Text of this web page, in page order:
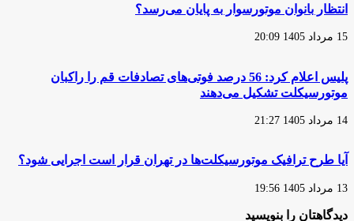
انتظار بانوان موتورسوار به پایان می‌رسد؟
15 مرداد 1405 20:09
پلیس اعلام کرد: 56 درصد فوتی‌های تصادفات قم را راکبان
موتورسیکلت تشکیل می‌دهند
14 مرداد 1405 21:27
آیا طرح ترافیک موتورسیکلت‌ها در تهران قرار است اجرایی شود؟
13 مرداد 1405 19:56
دیدگاهتان را بنویسید